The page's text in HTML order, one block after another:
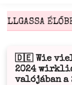
in
🇩🇪 Wie
2024
valójában a